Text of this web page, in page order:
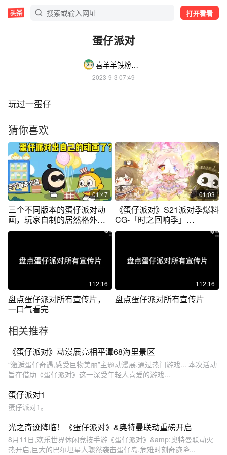
打开看看
蛋仔派对
喜羊羊铁粉zGpY
2023-9-3 07:49
玩过一蛋仔
猜你喜欢
01:47
三个不同版本的蛋仔派对动
画，玩家自制的居然格外惊
艳
01:03
《蛋仔派对》S21派对季爆料
CG-「时之回响季」
————— ➤
112:16
盘点蛋仔派对所有宣传片，
一口气看完
112:16
盘点蛋仔派对所有宣传片
相关推荐
《蛋仔派对》动漫展亮相平潭68海里景区
“邂逅蛋仔奇遇,感受巨物美丽”主题动漫展,通过热门游戏... 本次活动
旨在借助《蛋仔派对》这一深受年轻人喜爱的游戏...
蛋仔派对1
蛋仔派对1。
光之奇迹降临！《蛋仔派对》&奥特曼联动重磅开启
8月11日,欢乐世界休闲竞技手游《蛋仔派对》&amp;奥特曼联动火
热开启,巨大的巴尔坦星人骤然袭击蛋仔岛,危难时刻奇迹降...